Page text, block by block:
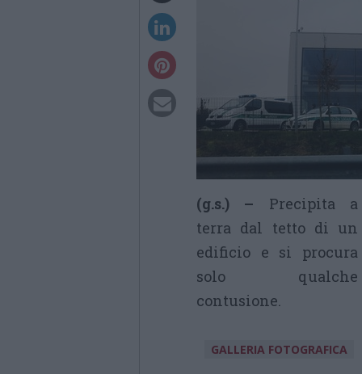
(g.s.) – Precipita a
terra dal tetto di un
edificio e si procura
solo qualche
contusione.
GALLERIA FOTOGRAFICA